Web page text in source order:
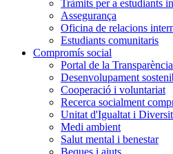
Tràmits per a estudiants
Assegurança
Oficina de relacions
Estudiants comunitaris
Compromís social
Portal de la Transparència
Desenvolupament
Cooperació i voluntariat
Recerca socialment
Unitat d'Igualtat i
Medi ambient
Salut mental i benestar
Beques i ajuts